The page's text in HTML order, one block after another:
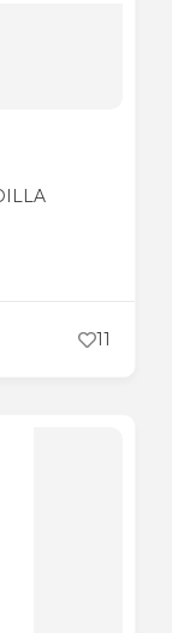
11